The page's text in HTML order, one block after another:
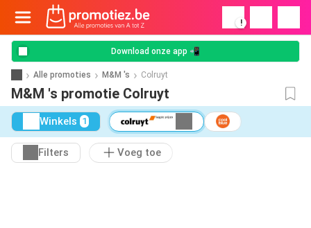
!
Download onze app 📲
Alle promoties M&M 's Colruyt
M&M 's promotie Colruyt
Winkels 1
Filters Voeg toe